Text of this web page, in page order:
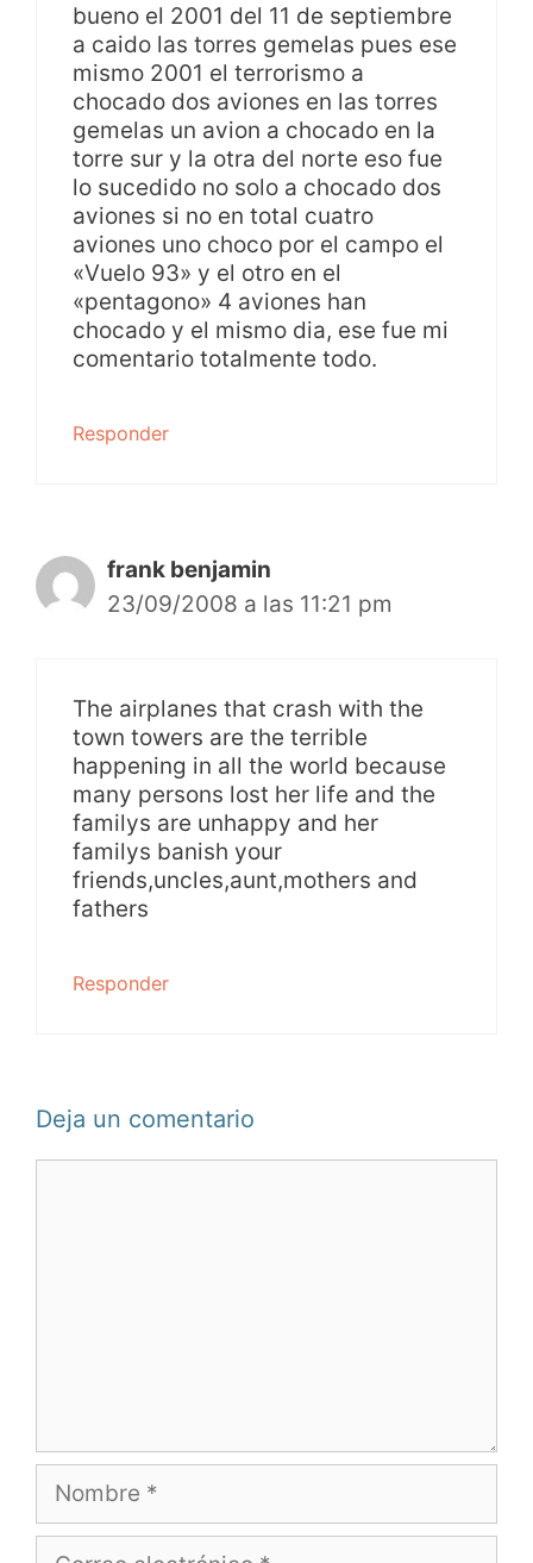
bueno el 2001 del 11 de septiembre
a caido las torres gemelas pues ese
mismo 2001 el terrorismo a
chocado dos aviones en las torres
gemelas un avion a chocado en la
torre sur y la otra del norte eso fue
lo sucedido no solo a chocado dos
aviones si no en total cuatro
aviones uno choco por el campo el
«Vuelo 93» y el otro en el
«pentagono» 4 aviones han
chocado y el mismo dia, ese fue mi
comentario totalmente todo.
Responder
frank benjamin
23/09/2008 a las 11:21 pm
The airplanes that crash with the
town towers are the terrible
happening in all the world because
many persons lost her life and the
familys are unhappy and her
familys banish your
friends,uncles,aunt,mothers and
fathers
Responder
Deja un comentario